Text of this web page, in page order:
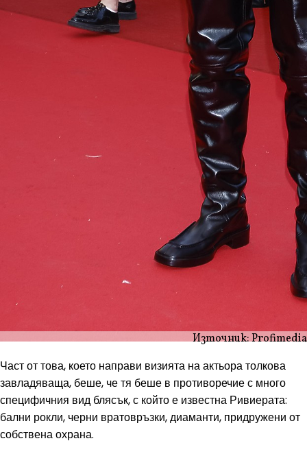
Източник: Profimedia
Част от това, което направи визията на актьора толкова
завладяваща, беше, че тя беше в противоречие с много
специфичния вид блясък, с който е известна Ривиерата:
бални рокли, черни вратовръзки, диаманти, придружени от
собствена охрана.